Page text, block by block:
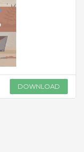
DOWNLOAD